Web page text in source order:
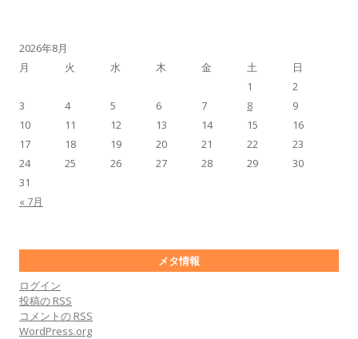
2026年8月
月
火 水 木 金 土 日
« 7月
1
2
3
4 5 6 7 8
9
10
11 12 13 14 15
16
17
18 19 20 21 22
23
24
25 26 27 28 29
30
31
メタ情報
ログイン
投稿の RSS
コメントの RSS
WordPress.org